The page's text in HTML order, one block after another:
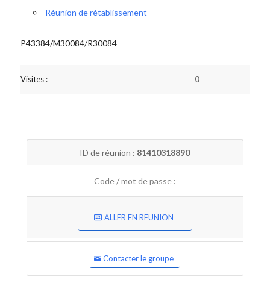
Réunion de rétablissement
P43384/M30084/R30084
Visites : 0
ID de réunion : 81410318890
Code / mot de passe :
ALLER EN REUNION
Contacter le groupe